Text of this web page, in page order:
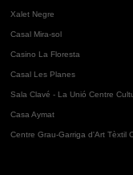
Xalet Negre
Casal Mira-sol
Casino La Floresta
Casal Les Planes
Sala Clavé - La Unió Centre
Casa Aymat
Centre Grau-Garriga d'Art Tèxtil